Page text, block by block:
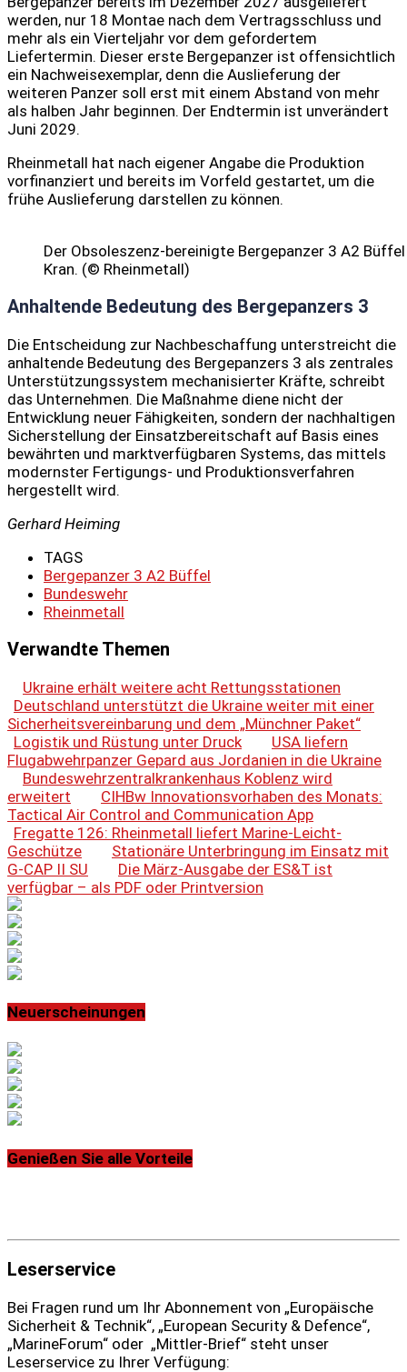
werden, nur 18 Montae nach dem Vertragsschluss und
mehr als ein Vierteljahr vor dem gefordertem
Liefertermin. Dieser erste Bergepanzer ist offensichtlich
ein Nachweisexemplar, denn die Auslieferung der
weiteren Panzer soll erst mit einem Abstand von mehr
als halben Jahr beginnen. Der Endtermin ist unverändert
Juni 2029.
Rheinmetall hat nach eigener Angabe die Produktion
vorfinanziert und bereits im Vorfeld gestartet, um die
frühe Auslieferung darstellen zu können.
Der Obsoleszenz-bereinigte Bergepanzer 3 A2
Kran. (© Rheinmetall)
Anhaltende Bedeutung des Bergepanzers 3
Die Entscheidung zur Nachbeschaffung unterstreicht die
anhaltende Bedeutung des Bergepanzers 3 als zentrales
Unterstützungssystem mechanisierter Kräfte, schreibt
das Unternehmen. Die Maßnahme diene nicht der
Entwicklung neuer Fähigkeiten, sondern der nachhaltigen
Sicherstellung der Einsatzbereitschaft auf Basis eines
bewährten und marktverfügbaren Systems, das mittels
modernster Fertigungs- und Produktionsverfahren
hergestellt wird.
Gerhard Heiming
TAGS
Bergepanzer 3 A2 Büffel
Bundeswehr
Rheinmetall
Verwandte Themen
Ukraine erhält weitere acht Rettungsstationen
Deutschland unterstützt die Ukraine weiter mit einer
Sicherheitsvereinbarung und dem „Münchner Paket“
Logistik und Rüstung unter Druck
USA liefern
Flugabwehrpanzer Gepard aus Jordanien in die Ukraine
Bundeswehrzentralkrankenhaus Koblenz wird
erweitert
CIHBw Innovationsvorhaben des Monats:
Tactical Air Control and Communication App
Fregatte 126: Rheinmetall liefert Marine-Leicht-
Geschütze
Stationäre Unterbringung im Einsatz mit
G-CAP II SU
Die März-Ausgabe der ES&T ist
verfügbar – als PDF oder Printversion
Neuerscheinungen
Genießen Sie alle Vorteile
Leserservice
Bei Fragen rund um Ihr Abonnement von „Europäische
Sicherheit & Technik“, „European Security & Defence“,
„MarineForum“ oder „Mittler-Brief“ steht unser
Leserservice zu Ihrer Verfügung: